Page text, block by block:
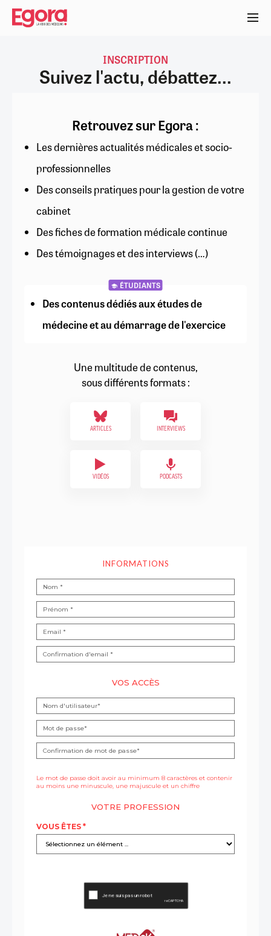
Aller
contenu
INSCRIPTION
Suivez l'actu, débattez...
Retrouvez sur Egora :
Les dernières actualités médicales et socio-
professionnelles
Des conseils pratiques pour la gestion de votre
cabinet
Des fiches de formation médicale continue
Des témoignages et des interviews (…)
ÉTUDIANTS
Des contenus dédiés aux études de
médecine et au démarrage de l'exercice
Une multitude de contenus,
sous différents formats :
ARTICLES INTERVIEWS
VIDÉOS PODCASTS